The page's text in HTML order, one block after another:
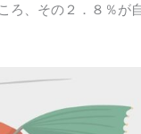
ろ、その２．８％が